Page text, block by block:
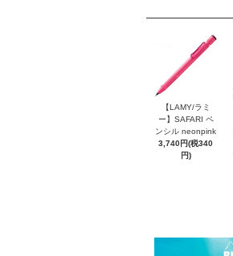
【LAMY/ラミ
ー】SAFARI ペ
ンシル neonpink
3,740円(税340
円)